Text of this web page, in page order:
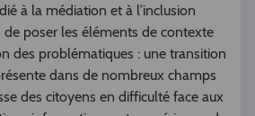
à la médiation et à l’inclusion
de poser les éléments de contexte
des problématiques : une transition
dans de nombreux champs
des citoyens en difficulté face aux